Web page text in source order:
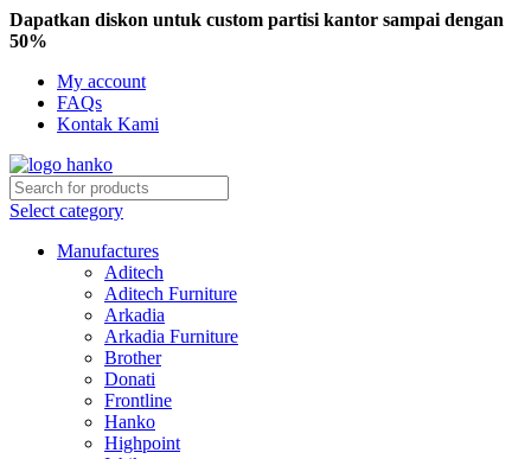
Dapatkan diskon untuk custom partisi kantor sampai dengan
50%
My account
FAQs
Kontak Kami
Select category
Manufactures
Aditech
Aditech Furniture
Arkadia
Arkadia Furniture
Brother
Donati
Frontline
Hanko
Highpoint